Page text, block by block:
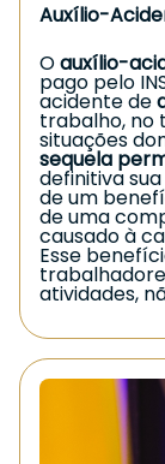
Auxílio-
Oauxílio-
pago pelo
acidente de
trabalho, no
situações
sequela
definitiva
de um
de uma
causado à
Esse
atividades,
las com a
deixadas
Acidente
Para ter